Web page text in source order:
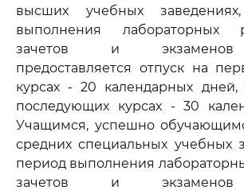
высших учебных
выполнения лабораторных
зачетов и экзаменов
предоставляется отпуск на
курсах - 20 календарных
последующих курсах - 30
Учащимся, успешно
средних специальных учебных
период выполнения
зачетов и экзаменов